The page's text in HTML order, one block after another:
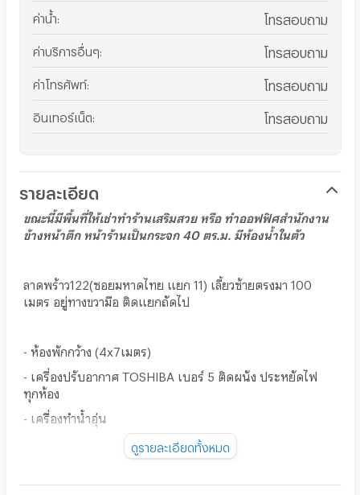
ค่าน้ำ โทรสอบถาม
ค่าบริการอื่นๆ โทรสอบถาม
ค่าโทรศัพท์: โทรสอบถาม
อินเทอร์เน็ต โทรสอบถาม
รายละเอียด
ขณะนี้มีพื้นที่ให้เช่าทำร้านเสริมสวย หรือ ทำออฟฟิศสำนักงาน
ข้างหน้าตึก หน้าร้านเป็นกระจก 40 ตร.ม. มีห้องน้ำในตัว
ลาดพร้าว122(ซอยมหาดไทย แยก 11) เลี้ยวซ้ายตรงมา 100
เมตร อยู่ทางขวามือ ติดแยกถัดไป
- ห้องพักกว้าง (4x7เมตร)
- เครื่องปรับอากาศ TOSHIBA เบอร์ 5 ติดผนัง ประหยัดไฟ
ทุกห้อง
- เครื่องทำน้ำอุ่น
- Cable TV 100 ช่อง ดูรายละเอียดทั้งหมด